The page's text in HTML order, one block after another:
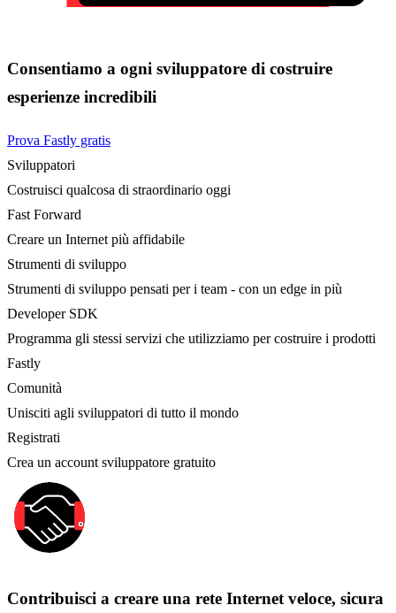
Consentiamo a ogni sviluppatore di costruire
esperienze incredibili
Prova Fastly gratis
Sviluppatori
Costruisci qualcosa di straordinario oggi
Fast Forward
Creare un Internet più affidabile
Strumenti di sviluppo
Strumenti di sviluppo pensati per i team - con un edge in più
Developer SDK
Programma gli stessi servizi che utilizziamo per costruire i prodotti
Fastly
Comunità
Unisciti agli sviluppatori di tutto il mondo
Registrati
Crea un account sviluppatore gratuito
Contribuisci a creare una rete Internet veloce, sicura